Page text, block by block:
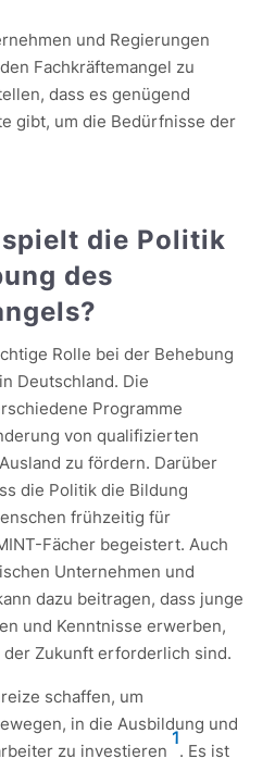
und Regierungen
Fachkräftemangel zu
dass es genügend
gibt, um die Bedürfnisse der
die Politik
des
Rolle bei der Behebung
Deutschland. Die
Programme
von qualifizierten
zu fördern. Darüber
die Politik die Bildung
frühzeitig für
Fächer begeistert. Auch
Unternehmen und
dazu beitragen, dass junge
und Kenntnisse erwerben,
Zukunft erforderlich sind.
schaffen, um
in die Ausbildung und
zu investieren
1
. Es ist